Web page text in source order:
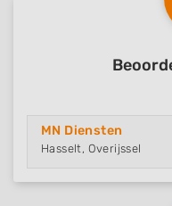
MN Diensten
Hasselt, Overijssel